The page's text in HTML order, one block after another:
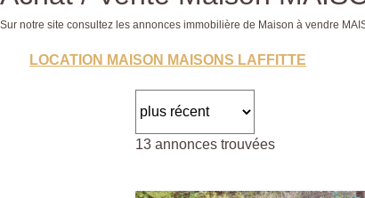
Sur notre site consultez les annonces immobilière de Maison à vendre
LOCATION MAISON MAISONS LAFFITTE
13 annonces trouvées